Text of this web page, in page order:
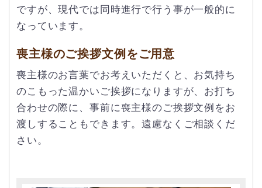
ですが、現代では同時進行で行う事が一般的に
なっています。
喪主様のご挨拶文例をご用意
喪主様のお言葉でお考えいただくと、お気持ち
のこもった温かいご挨拶になりますが、お打ち
合わせの際に、事前に喪主様のご挨拶文例をお
渡しすることもできます。遠慮なくご相談くだ
さい。